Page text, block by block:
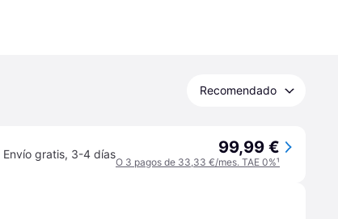
Recomendado
Envío gratis, 3-4 días 99,99 €
O 3 pagos de 33,33 €/mes. TAE 0%¹